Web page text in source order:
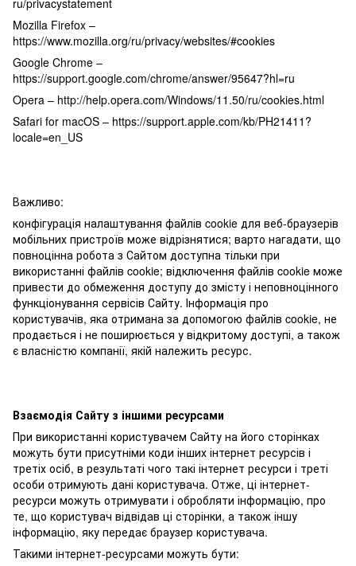
ru/privacystatement
Mozilla Firefox –
https://www.mozilla.org/ru/privacy/websites/#cookies
Google Chrome –
https://support.google.com/chrome/answer/95647?hl=ru
Opera – http://help.opera.com/Windows/11.50/ru/cookies.html
Safari for macOS – https://support.apple.com/kb/PH21411?
locale=en_US
Важливо:
конфігурація налаштування файлів cookie для веб-браузерів
мобільних пристроїв може відрізнятися; варто нагадати, що
повноцінна робота з Сайтом доступна тільки при
використанні файлів cookie; відключення файлів cookie може
привести до обмеження доступу до змісту і неповноцінного
функціонування сервісів Сайту. Інформація про
користувачів, яка отримана за допомогою файлів cookie, не
продається і не поширюється у відкритому доступі, а також
є власністю компанії, якій належить ресурс.
Взаємодія Сайту з іншими ресурсами
При використанні користувачем Сайту на його сторінках
можуть бути присутніми коди інших інтернет ресурсів і
третіх осіб, в результаті чого такі інтернет ресурси і треті
особи отримують дані користувача. Отже, ці інтернет-
ресурси можуть отримувати і обробляти інформацію, про
те, що користувач відвідав ці сторінки, а також іншу
інформацію, яку передає браузер користувача.
Такими інтернет-ресурсами можуть бути: